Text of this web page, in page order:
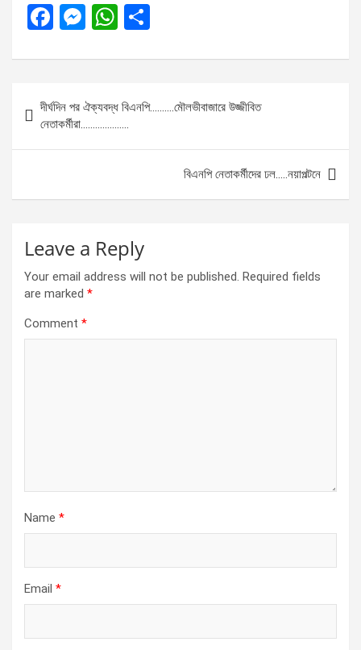
F
ce
b
o
o
M
se
n
g
er
W
at
s
A
p
ar
Post
navigation
দীর্ঘদিন পর ঐক্যবদ্ধ বিএনপি……….মৌলভীবাজারে উজ্জীবিত
নেতাকর্মীরা………………..
বিএনপি নেতাকর্মীদের ঢল…..নয়াপল্টনে
Leave a Reply
Your email address will not be published. Required fields
are marked *
Comment *
Name *
Email *